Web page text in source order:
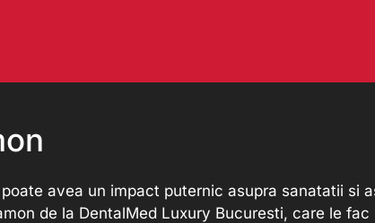
avea un impact puternic asupra sanatatii si
de la DentalMed Luxury Bucuresti, care le fac